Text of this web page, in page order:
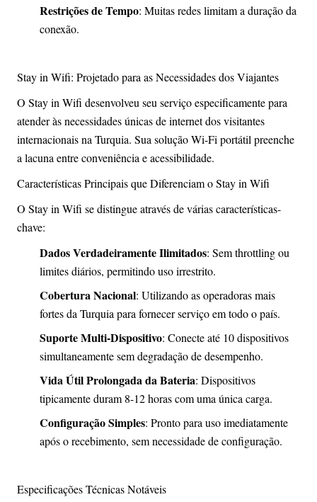
Restrições de Tempo: Muitas redes limitam a duração da
conexão.
Stay in Wifi: Projetado para as Necessidades dos Viajantes
O Stay in Wifi desenvolveu seu serviço especificamente para
atender às necessidades únicas de internet dos visitantes
internacionais na Turquia. Sua solução Wi-Fi portátil preenche
a lacuna entre conveniência e acessibilidade.
Características Principais que Diferenciam o Stay in Wifi
O Stay in Wifi se distingue através de várias características-
chave:
Dados Verdadeiramente Ilimitados: Sem throttling ou
limites diários, permitindo uso irrestrito.
Cobertura Nacional: Utilizando as operadoras mais
fortes da Turquia para fornecer serviço em todo o país.
Suporte Multi-Dispositivo: Conecte até 10 dispositivos
simultaneamente sem degradação de desempenho.
Vida Útil Prolongada da Bateria: Dispositivos
tipicamente duram 8-12 horas com uma única carga.
Configuração Simples: Pronto para uso imediatamente
após o recebimento, sem necessidade de configuração.
Especificações Técnicas Notáveis